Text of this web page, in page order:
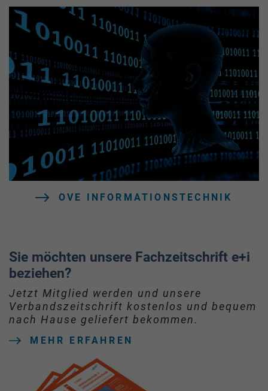
OVE INFORMATIONSTECHNIK
Sie möchten unsere Fachzeitschrift e+i
beziehen?
Jetzt Mitglied werden und unsere
Verbandszeitschrift kostenlos und bequem
nach Hause geliefert bekommen.
MEHR ERFAHREN